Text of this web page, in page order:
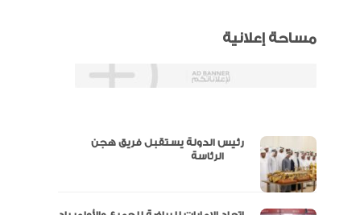
مساحة إعلانية
رئيس الدولة يستقبل فريق هجن